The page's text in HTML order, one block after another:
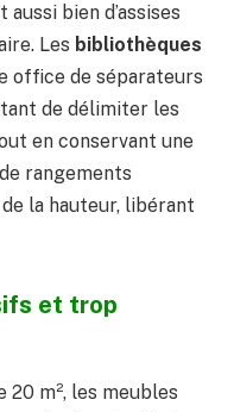
bien d’assises
Les bibliothèques
office de séparateurs
de délimiter les
en conservant une
rangements
la hauteur, libérant
et trop
20 m², les meubles